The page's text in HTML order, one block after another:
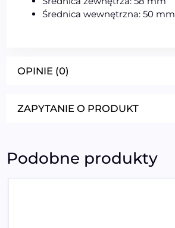
Średnica wewnętrzna: 50 mm
OPINIE (0)
ZAPYTANIE O PRODUKT
Podobne produkty